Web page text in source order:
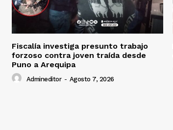
Fiscalía investiga presunto trabajo
forzoso contra joven traída desde
Puno a Arequipa
Admineditor - Agosto 7, 2026